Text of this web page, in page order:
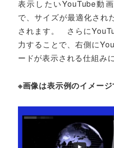
表示したいYouTube動
で、サイズが最適化され
されます。 さらに
力することで、右側に
ードが表示される仕組み
※画像は表示例のイメージ